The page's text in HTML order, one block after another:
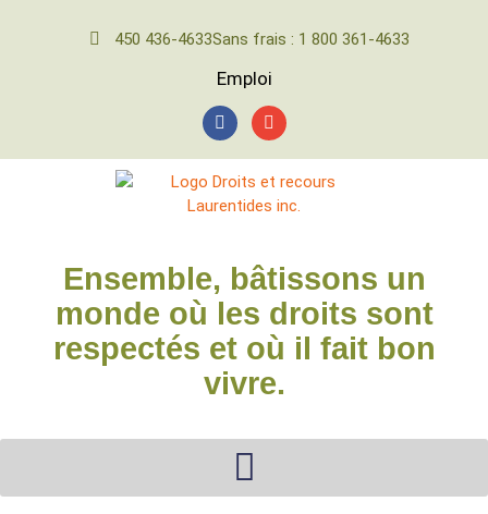
450 436-4633Sans frais : 1 800 361-4633
Emploi
Ensemble, bâtissons un
monde où les droits sont
respectés et où il fait bon
vivre.